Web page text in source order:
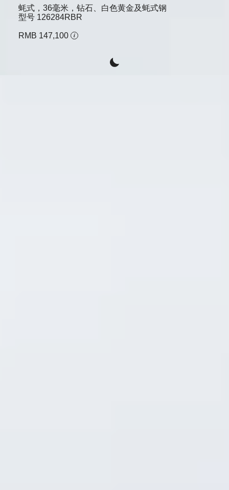
蚝式，36毫米，钻石、白色黄金及蚝式钢
型号 126284RBR
RMB 147,100